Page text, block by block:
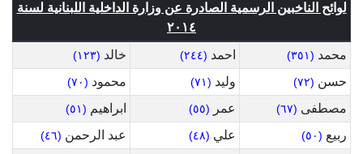
لوائح الناخبين الرسمية الصادرة عن وزارة الداخلية اللبنانية لسنة
٢٠١٤
محمد (٣٥١) احمد (٢٤٤) خالد (١٢٣)
حسن (٧٢) وليد (٧١) محمود (٧٠)
مصطفى (٦٧) عمر (٥٥) ابراهيم (٥١)
ربيع (٥٠) علي (٤٨) عبد الرحمن (٤٦)